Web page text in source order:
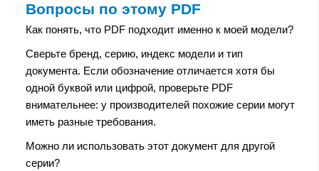
Вопросы по этому PDF
Как понять, что PDF подходит именно к моей модели?
Сверьте бренд, серию, индекс модели и тип
документа. Если обозначение отличается хотя бы
одной буквой или цифрой, проверьте PDF
внимательнее: у производителей похожие серии могут
иметь разные требования.
Можно ли использовать этот документ для другой
серии?